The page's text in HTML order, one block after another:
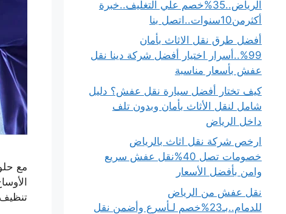
مع
الرياض..35%خصم علي التغليف..خبرة
أكثرمن10سنوات..اتصل بنا
أفضل طرق نقل الاثاث بأمان
99%..أسرار اختيار أفضل شركة دينا نقل
عفش بأسعار مناسبة
كيف تختار أفضل سيارة نقل عفش؟ دليل
شامل لنقل الأثاث بأمان وبدون تلف
داخل الرياض
ارخص شركة نقل اثاث بالرياض
خصومات تصل 40%نقل عفش سريع
وامن بأفضل الأسعار
نقل عفش من الرياض
للدمام..بـ23%خصم لـأسرع وأضمن نقل